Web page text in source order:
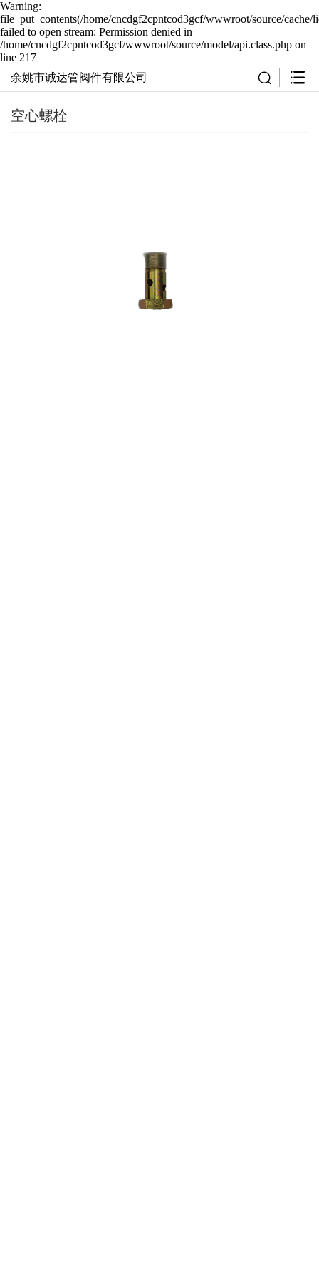
Warning:
file_put_contents(/home/cncdgf2cpntcod3gcf/wwwroot/source/cache/
failed to open stream: Permission denied in
/home/cncdgf2cpntcod3gcf/wwwroot/source/model/api.class.php on
line 217
余姚市诚达管阀件有限公司
空心螺栓